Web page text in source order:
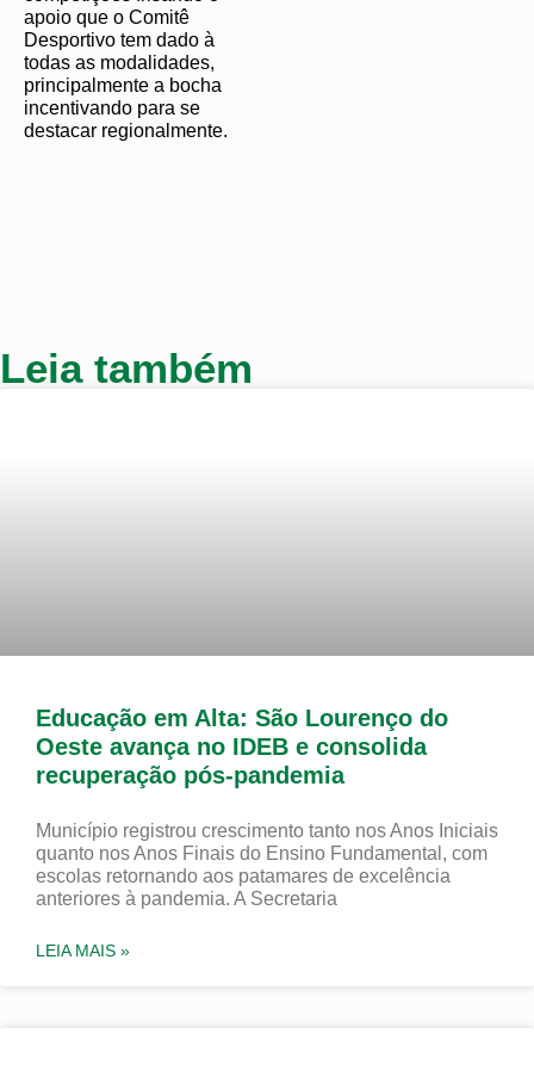
apoio que o Comitê
Desportivo tem dado à
todas as modalidades,
principalmente a bocha
incentivando para se
destacar regionalmente.
Leia também
Educação em Alta: São Lourenço do
Oeste avança no IDEB e consolida
recuperação pós-pandemia
Município registrou crescimento tanto nos Anos Iniciais
quanto nos Anos Finais do Ensino Fundamental, com
escolas retornando aos patamares de excelência
anteriores à pandemia. A Secretaria
LEIA MAIS »